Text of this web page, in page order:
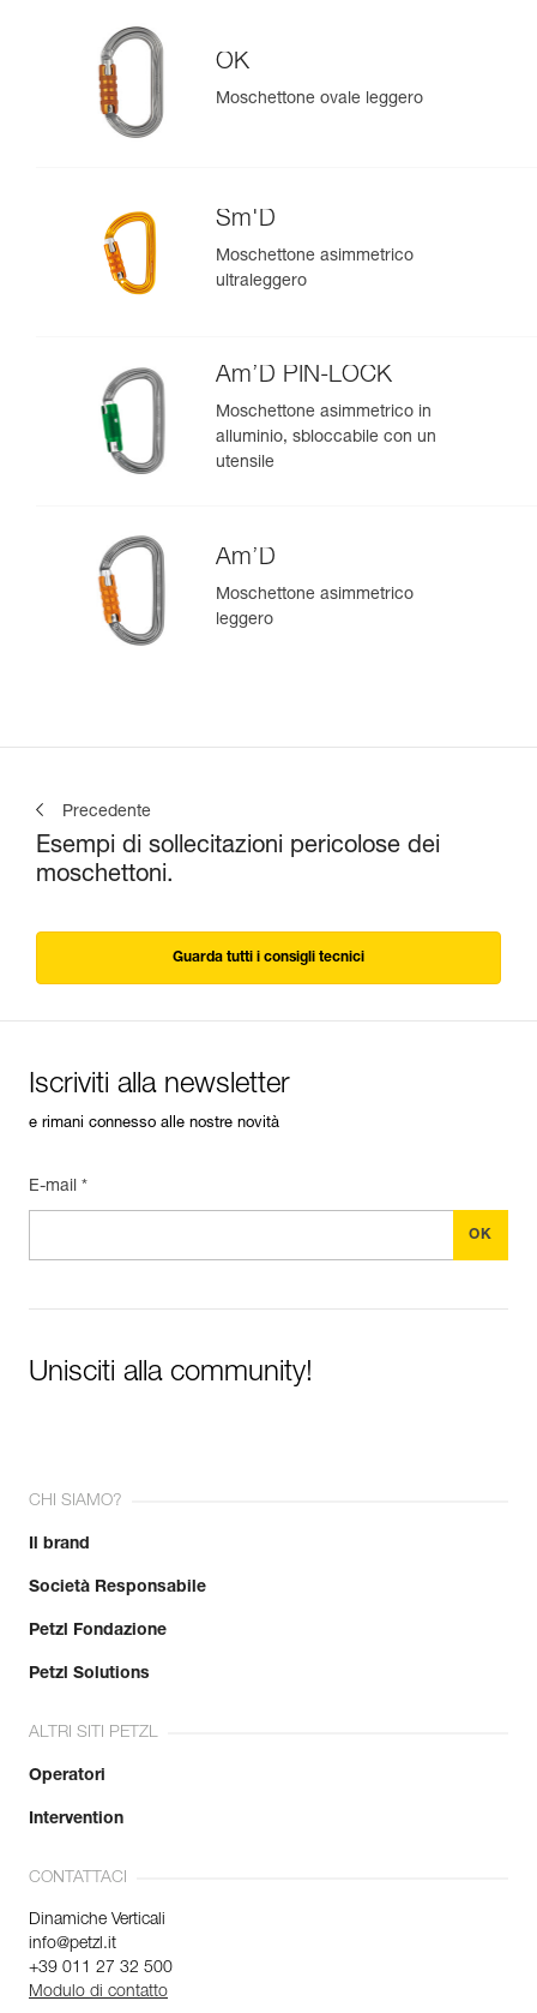
OK
Moschettone ovale leggero
Sm'D
Moschettone asimmetrico
ultraleggero
Am’D PIN-LOCK
Moschettone asimmetrico in
alluminio, sbloccabile con un
utensile
Am’D
Moschettone asimmetrico
leggero
Precedente
Esempi di sollecitazioni pericolose dei
moschettoni.
Guarda tutti i consigli tecnici
Iscriviti alla newsletter
e rimani connesso alle nostre novità
E-mail *
Unisciti alla community!
CHI SIAMO?
Il brand
Società Responsabile
Petzl Fondazione
Petzl Solutions
ALTRI SITI PETZL
Operatori
Intervention
CONTATTACI
Dinamiche Verticali
info@petzl.it
+39 011 27 32 500
Modulo di contatto